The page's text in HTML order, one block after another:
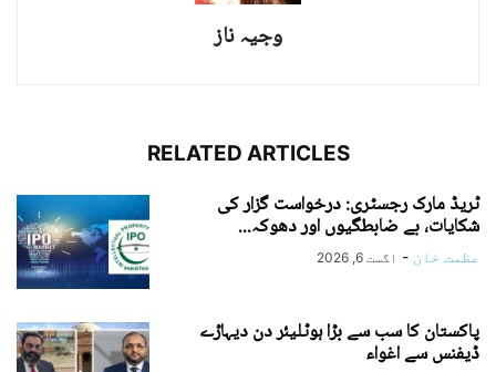
وجیہ ناز
RELATED ARTICLES
ٹریڈ مارک رجسٹری: درخواست گزار کی
شکایات، بے ضابطگیوں اور دھوکہ...
عظمت خان - اگست 6, 2026
پاکستان کا سب سے بڑا ہوٹلیئر دن دیہاڑے
ڈیفنس سے اغواء